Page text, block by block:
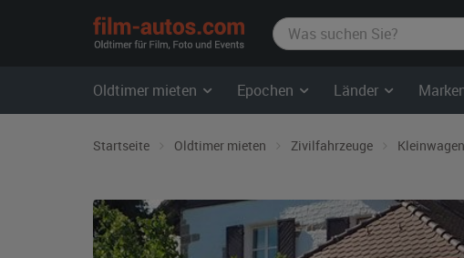
film-
autos.com
Oldtimer mieten Epochen Länder
Startseite Oldtimer mieten Zivilfahrzeuge Kleinwagen